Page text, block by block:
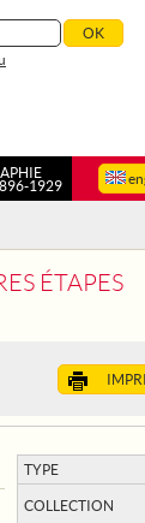
1929
ÉTAPES
TYPE
COLLECTION